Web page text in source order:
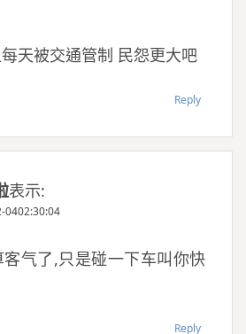
天被交通管制 民怨更大吧
Reply
表示:
0402:30:04
气了,只是碰一下车叫你快
Reply